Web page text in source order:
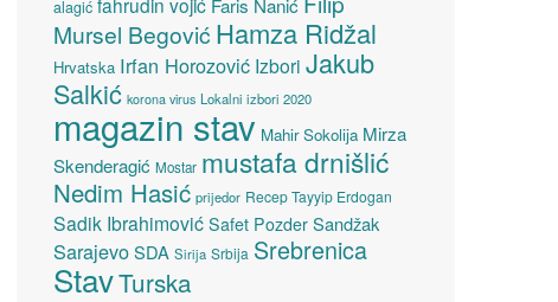
alagić
Mursel Begović Hamza Ridžal
Hrvatska Irfan Horozović Izbori Jakub
Salkić korona virus Lokalni izbori 2020
magazin stav Mahir Sokolija Mirza
Skenderagić Mostar mustafa drnišlić
Nedim Hasić prijedor Recep Tayyip Erdogan
Sadik Ibrahimović Safet Pozder Sandžak
SarajevoSDA Sirija Srbija Srebrenica
StavTurska